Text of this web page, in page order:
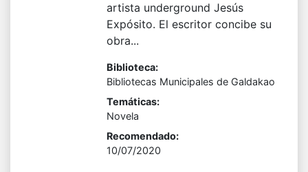
artista underground Jesús
Expósito. El escritor concibe su
obra...
Biblioteca:
Bibliotecas Municipales de Galdakao
Temáticas:
Novela
Recomendado:
10/07/2020